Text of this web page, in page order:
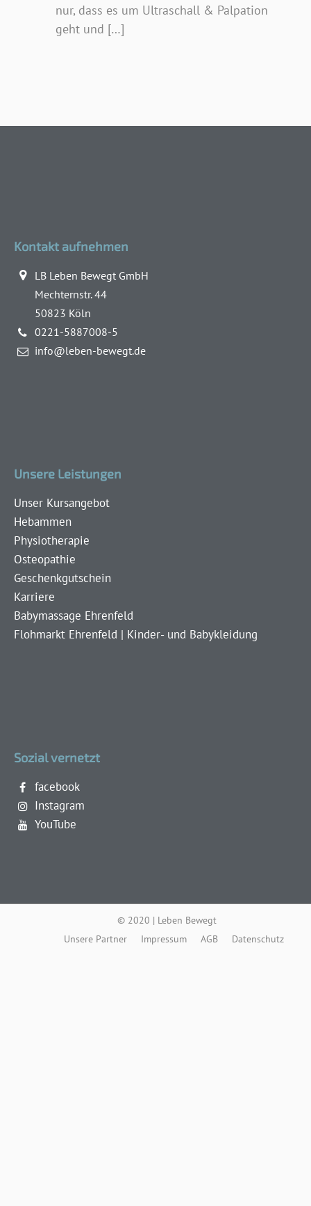
nur, dass es um Ultraschall & Palpation
geht und […]
Kontakt aufnehmen
LB Leben Bewegt GmbH
Mechternstr. 44
50823 Köln
0221-5887008-5
info@leben-bewegt.de
Unsere Leistungen
Unser Kursangebot
Hebammen
Physiotherapie
Osteopathie
Geschenkgutschein
Karriere
Babymassage Ehrenfeld
Flohmarkt Ehrenfeld | Kinder- und Babykleidung
Sozial vernetzt
facebook
Instagram
YouTube
© 2020 | Leben Bewegt
Unsere Partner
Impressum AGB Datenschutz